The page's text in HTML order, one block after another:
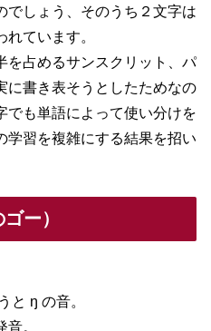
でしょう、そのうち２文字は
ています。
を占めるサンスクリット、パ
に書き表そうとしたためなの
でも単語によって使い分けを
学習を複雑にする結果を招い
ー）
と ŋ の音。
。